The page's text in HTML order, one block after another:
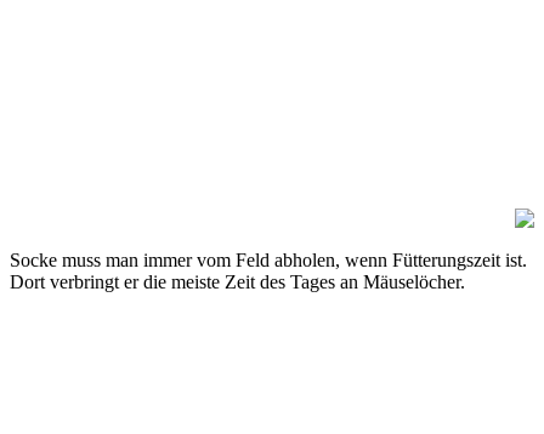
Socke muss man immer vom Feld abholen, wenn Fütterungszeit ist.
Dort verbringt er die meiste Zeit des Tages an Mäuselöcher.